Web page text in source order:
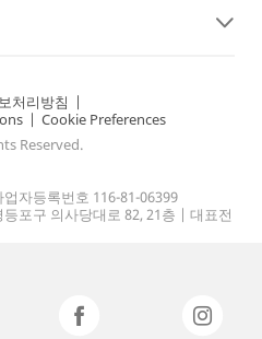
처리방침 |
| Cookie Preferences
Reserved.
자등록번호 116-81-06399
포구 의사당대로 82, 21층 | 대표전